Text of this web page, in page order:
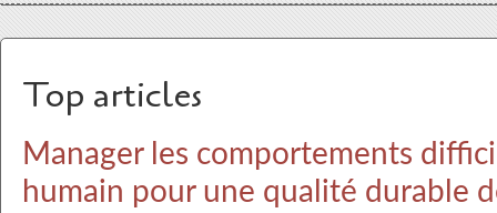
Top articles
Manager les comportements
humain pour une qualité durable